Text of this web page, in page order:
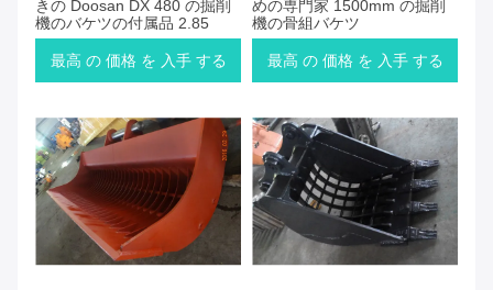
きの Doosan DX 480 の掘削
機のバケツの付属品 2.85
最高 の 価格 を 入手 する
めの専門家 1500mm の掘削
機の骨組バケツ
最高 の 価格 を 入手 する